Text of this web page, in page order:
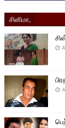
சினிமா,